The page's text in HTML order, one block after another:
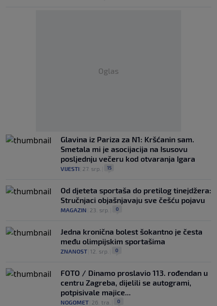
Oglas
Glavina iz Pariza za N1: Kršćanin sam.
Smetala mi je asocijacija na Isusovu
posljednju večeru kod otvaranja Igara
VIJESTI 27. srp. 15
Od djeteta sportaša do pretilog tinejdžera:
Stručnjaci objašnjavaju sve češću pojavu
MAGAZIN 23. srp. 0
Jedna kronična bolest šokantno je česta
među olimpijskim sportašima
ZNANOST 12. srp. 0
FOTO / Dinamo proslavio 113. rođendan u
centru Zagreba, dijelili se autogrami,
potpisivale majice...
NOGOMET 26. tra. 0